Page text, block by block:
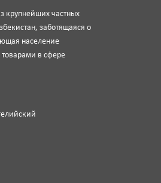
крупнейших частных
заботящаяся о
население
в сфере